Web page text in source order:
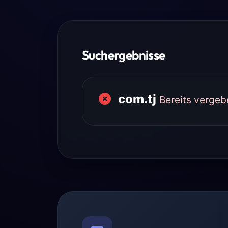
Suchergebnisse
com.tj Bereits